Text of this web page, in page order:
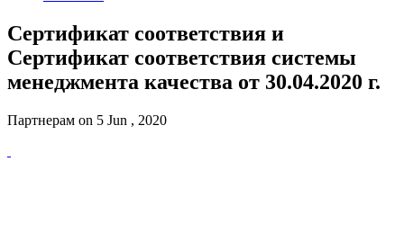
Сертификат соответствия и
Сертификат соответствия системы
менеджмента качества от 30.04.2020 г.
Партнерам on 5 Jun , 2020